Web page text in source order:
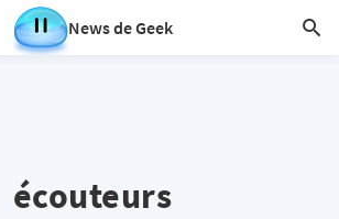
News de Geek
écouteurs